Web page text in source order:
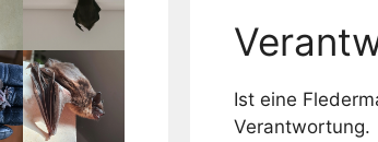
Ist eine
Verantwortung.